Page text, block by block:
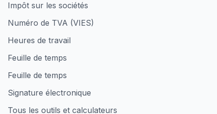
Impôt sur les sociétés
Numéro de TVA (VIES)
Heures de travail
Feuille de temps
Feuille de temps
Signature électronique
Tous les outils et calculateurs